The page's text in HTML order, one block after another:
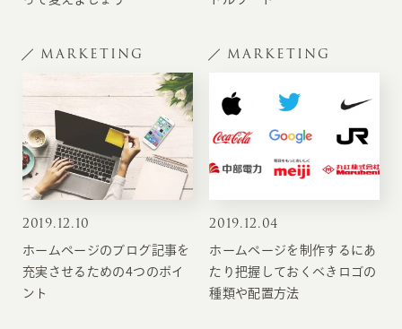
MARKETING
2019.12.10
ホームページのブログ記事を
充実させるための4つのポイ
ント
MARKETING
2019.12.04
ホームページを制作するにあ
たり把握しておくべきロゴの
種類や配置方法